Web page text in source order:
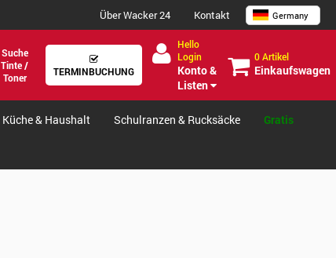
Über Wacker 24 Kontakt Germany
Suche
Tinte /
Toner
TERMINBUCHUNG
Hello
Login
Konto &
Listen
0 Artikel
Einkaufswagen
Küche & Haushalt Schulranzen & Rucksäcke Gratis